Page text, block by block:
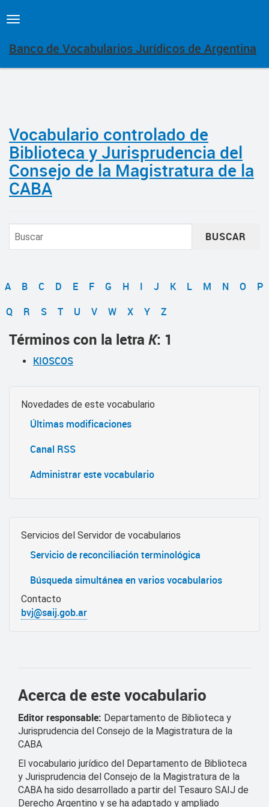
Toggle
Banco de Vocabularios Jurídicos de Argentina
Vocabulario controlado de
Biblioteca y Jurisprudencia del
Consejo de la Magistratura de la
CABA
BUSCAR
A B C D E F G H I J K L M N O
P
Q
R S T U V W X Y Z
Términos con la letra K: 1
KIOSCOS
Novedades de este vocabulario
Últimas modificaciones
Canal RSS
Administrar este vocabulario
Servicios del Servidor de vocabularios
Servicio de reconciliación terminológica
Búsqueda simultánea en varios vocabularios
Contacto
bvj@saij.gob.ar
Acerca de este vocabulario
Editor responsable: Departamento de Biblioteca y
Jurisprudencia del Consejo de la Magistratura de la
CABA
El vocabulario jurídico del Departamento de Biblioteca
y Jurisprudencia del Consejo de la Magistratura de la
CABA ha sido desarrollado a partir del Tesauro SAIJ de
Derecho Argentino y se ha adaptado y ampliado